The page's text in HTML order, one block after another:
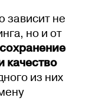
не
но и от
сохранение
качество
из них